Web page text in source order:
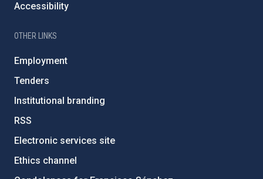
Accessibility
OTHER LINKS
Employment
Tenders
Institutional branding
RSS
Electronic services site
Ethics channel